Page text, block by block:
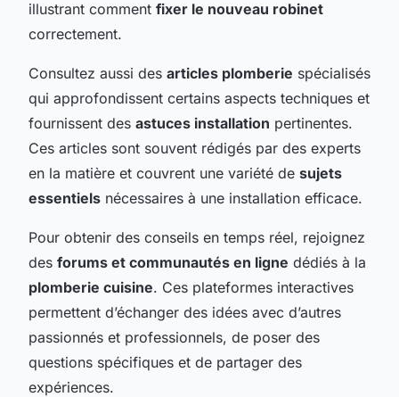
illustrant comment fixer le nouveau robinet
correctement.
Consultez aussi des articles plomberie spécialisés
qui approfondissent certains aspects techniques et
fournissent des astuces installation pertinentes.
Ces articles sont souvent rédigés par des experts
en la matière et couvrent une variété de sujets
essentiels nécessaires à une installation efficace.
Pour obtenir des conseils en temps réel, rejoignez
des forums et communautés en ligne dédiés à la
plomberie cuisine. Ces plateformes interactives
permettent d’échanger des idées avec d’autres
passionnés et professionnels, de poser des
questions spécifiques et de partager des
expériences.